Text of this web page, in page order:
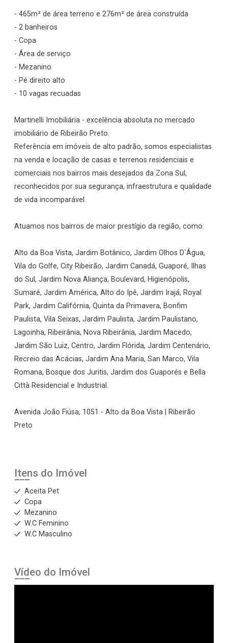
- 465m² de área terreno e 276m² de área construída
- 2 banheiros
- Copa
- Área de serviço
- Mezanino
- Pé direito alto
- 10 vagas recuadas
Martinelli Imobiliária - excelência absoluta no mercado
imobiliário de Ribeirão Preto.
Referência em imóveis de alto padrão, somos especialistas
na venda e locação de casas e terrenos residenciais e
comerciais nos bairros mais desejados da Zona Sul,
reconhecidos por sua segurança, infraestrutura e qualidade
de vida incomparável.
Atuamos nos bairros de maior prestígio da região, como:
Alto da Boa Vista, Jardim Botânico, Jardim Olhos D`Água,
Vila do Golfe, City Ribeirão, Jardim Canadá, Guaporé, Ilhas
do Sul, Jardim Nova Aliança, Boulevard, Higienópolis,
Sumaré, Jardim América, Alto do Ipê, Jardim Irajá, Royal
Park, Jardim Califórnia, Quinta da Primavera, Bonfim
Paulista, Vila Seixas, Jardim Paulista, Jardim Paulistano,
Lagoinha, Ribeirânia, Nova Ribeirânia, Jardim Macedo,
Jardim São Luiz, Centro, Jardim Flórida, Jardim Centenário,
Recreio das Acácias, Jardim Ana Maria, San Marco, Vila
Romana, Bosque dos Juritis, Jardim dos Guaporés e Bella
Città Residencial e Industrial.
Avenida João Fiúsa, 1051 - Alto da Boa Vista | Ribeirão
Preto
Itens do Imóvel
Aceita Pet
Copa
Mezanino
W.C Feminino
W.C Masculino
Vídeo do Imóvel